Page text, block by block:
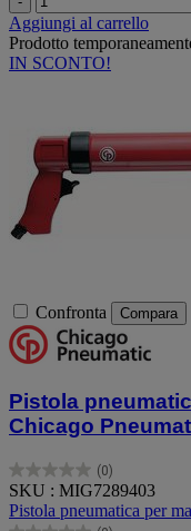
Aggiungi al carrello
Prodotto
IN SCONTO!
Confronta Compara
Pistola
Chicago
(0)
0.0
su
5
SKU : MIG7289403
Pistola pneumatica per